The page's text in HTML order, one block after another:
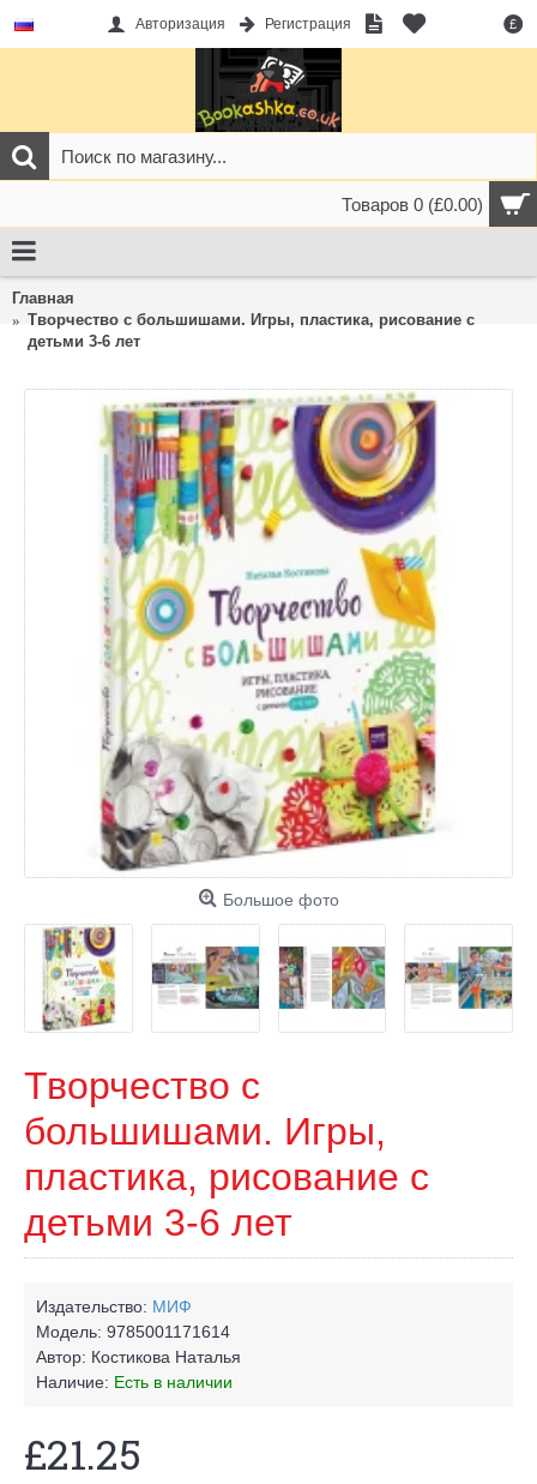
£
Авторизация Регистрация
Товаров 0 (£0.00)
Главная
Творчество с большишами. Игры, пластика, рисование с
детьми 3-6 лет
Большое фото
Творчество с
большишами. Игры,
пластика, рисование с
детьми 3-6 лет
Издательство: МИФ
Модель: 9785001171614
Автор: Костикова Наталья
Наличие: Есть в наличии
£21.25